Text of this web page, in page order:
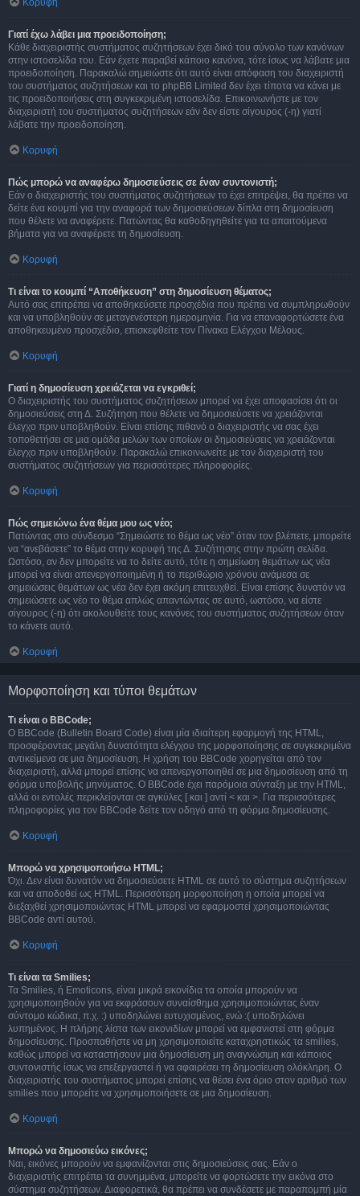
Κορυφή
Γιατί έχω λάβει μια προειδοποίηση;
Κάθε διαχειριστής συστήματος συζητήσεων έχει δικό του σύνολο των κανόνων
στην ιστοσελίδα του. Εάν έχετε παραβεί κάποιο κανόνα, τότε ίσως να λάβατε μια
προειδοποίηση. Παρακαλώ σημειώστε ότι αυτό είναι απόφαση του διαχειριστή
του συστήματος συζητήσεων και το phpBB Limited δεν έχει τίποτα να κάνει με
τις προειδοποιήσεις στη συγκεκριμένη ιστοσελίδα. Επικοινωνήστε με τον
διαχειριστή του συστήματος συζητήσεων εάν δεν είστε σίγουρος (-η) γιατί
λάβατε την προειδοποίηση.
Κορυφή
Πώς μπορώ να αναφέρω δημοσιεύσεις σε έναν συντονιστή;
Εάν ο διαχειριστής του συστήματος συζητήσεων το έχει επιτρέψει, θα πρέπει να
δείτε ένα κουμπί για την αναφορά των δημοσιεύσεων δίπλα στη δημοσίευση
που θέλετε να αναφέρετε. Πατώντας θα καθοδηγηθείτε για τα απαιτούμενα
βήματα για να αναφέρετε τη δημοσίευση.
Κορυφή
Τι είναι το κουμπί “Αποθήκευση” στη δημοσίευση θέματος;
Αυτό σας επιτρέπει να αποθηκεύσετε προσχέδια που πρέπει να συμπληρωθούν
και να υποβληθούν σε μεταγενέστερη ημερομηνία. Για να επαναφορτώσετε ένα
αποθηκευμένο προσχέδιο, επισκεφθείτε τον Πίνακα Ελέγχου Μέλους.
Κορυφή
Γιατί η δημοσίευση χρειάζεται να εγκριθεί;
Ο διαχειριστής του συστήματος συζητήσεων μπορεί να έχει αποφασίσει ότι οι
δημοσιεύσεις στη Δ. Συζήτηση που θέλετε να δημοσιεύσετε να χρειάζονται
έλεγχο πριν υποβληθούν. Είναι επίσης πιθανό ο διαχειριστής να σας έχει
τοποθετήσει σε μια ομάδα μελών των οποίων οι δημοσιεύσεις να χρειάζονται
έλεγχο πριν υποβληθούν. Παρακαλώ επικοινωνείτε με τον διαχειριστή του
συστήματος συζητήσεων για περισσότερες πληροφορίες.
Κορυφή
Πώς σημειώνω ένα θέμα μου ως νέο;
Πατώντας στο σύνδεσμο “Σημειώστε το θέμα ως νέο” όταν τον βλέπετε, μπορείτε
να “ανεβάσετε” το θέμα στην κορυφή της Δ. Συζήτησης στην πρώτη σελίδα.
Ωστόσο, αν δεν μπορείτε να το δείτε αυτό, τότε η σημείωση θεμάτων ως νέα
μπορεί να είναι απενεργοποιημένη ή το περιθώριο χρόνου ανάμεσα σε
σημειώσεις θεμάτων ως νέα δεν έχει ακόμη επιτευχθεί. Είναι επίσης δυνατόν να
σημειώσετε ως νέο το θέμα απλώς απαντώντας σε αυτό, ωστόσο, να είστε
σίγουρος (-η) ότι ακολουθείτε τους κανόνες του συστήματος συζητήσεων όταν
το κάνετε αυτό.
Κορυφή
Μορφοποίηση και τύποι θεμάτων
Τι είναι ο BBCode;
Ο BBCode (Bulletin Board Code) είναι μία ιδιαίτερη εφαρμογή της HTML,
προσφέροντας μεγάλη δυνατότητα ελέγχου της μορφοποίησης σε συγκεκριμένα
αντικείμενα σε μια δημοσίευση. Η χρήση του BBCode χορηγείται από τον
διαχειριστή, αλλά μπορεί επίσης να απενεργοποιηθεί σε μια δημοσίευση από τη
φόρμα υποβολής μηνύματος. Ο BBCode έχει παρόμοια σύνταξη με την HTML,
αλλά οι εντολές περικλείονται σε αγκύλες [ και ] αντί < και >. Για περισσότερες
πληροφορίες για τον BBCode δείτε τον οδηγό από τη φόρμα δημοσίευσης.
Κορυφή
Μπορώ να χρησιμοποιήσω HTML;
Όχι. Δεν είναι δυνατόν να δημοσιεύσετε HTML σε αυτό το σύστημα συζητήσεων
και να αποδοθεί ως HTML. Περισσότερη μορφοποίηση η οποία μπορεί να
διεξαχθεί χρησιμοποιώντας HTML μπορεί να εφαρμοστεί χρησιμοποιώντας
BBCode αντί αυτού.
Κορυφή
Τι είναι τα Smilies;
Τα Smilies, ή Emoticons, είναι μικρά εικονίδια τα οποία μπορούν να
χρησιμοποιηθούν για να εκφράσουν συναίσθημα χρησιμοποιώντας έναν
σύντομο κώδικα, π.χ. :) υποδηλώνει ευτυχισμένος, ενώ :( υποδηλώνει
λυπημένος. Η πλήρης λίστα των εικονιδίων μπορεί να εμφανιστεί στη φόρμα
δημοσίευσης. Προσπαθήστε να μη χρησιμοποιείτε καταχρηστικώς τα smilies,
καθώς μπορεί να καταστήσουν μια δημοσίευση μη αναγνώσιμη και κάποιος
συντονιστής ίσως να επεξεργαστεί ή να αφαιρέσει τη δημοσίευση ολόκληρη. Ο
διαχειριστής του συστήματος μπορεί επίσης να θέσει ένα όριο στον αριθμό των
smilies που μπορείτε να χρησιμοποιήσετε σε μια δημοσίευση.
Κορυφή
Μπορώ να δημοσιεύω εικόνες;
Ναι, εικόνες μπορούν να εμφανίζονται στις δημοσιεύσεις σας. Εάν ο
διαχειριστής επιτρέπει τα συνημμένα, μπορείτε να φορτώσετε την εικόνα στο
σύστημα συζητήσεων. Διαφορετικά, θα πρέπει να συνδέσετε με παραπομπή μία